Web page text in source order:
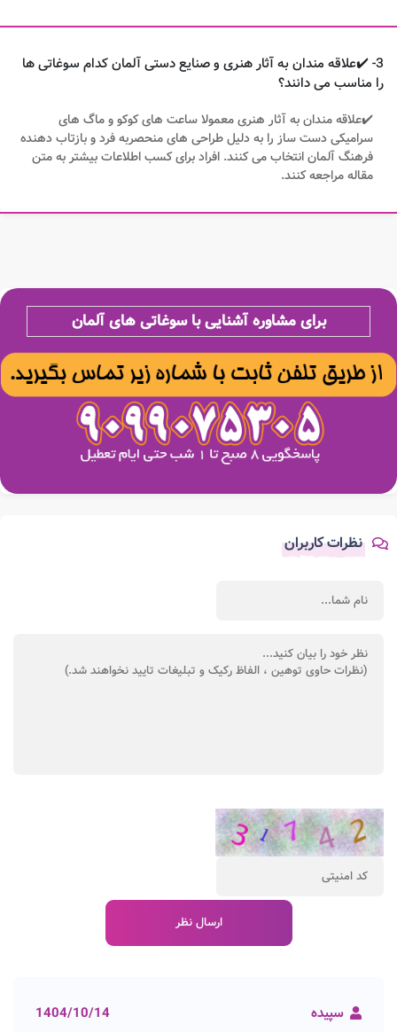
3- ✔️علاقه مندان به آثار هنری و صنایع دستی آلمان کدام سوغاتی ها
را مناسب می دانند؟
✔️علاقه مندان به آثار هنری معمولا ساعت های کوکو و ماگ های
سرامیکی دست ساز را به دلیل طراحی های منحصربه فرد و بازتاب دهنده
فرهنگ آلمان انتخاب می کنند. افراد برای کسب اطلاعات بیشتر به متن
مقاله مراجعه کنند.
برای مشاوره آشنایی با سوغاتی های آلمان
نظرات کاربران
سپیده 1404/10/14